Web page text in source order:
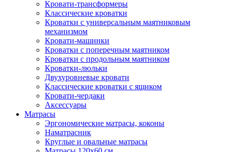
Кровати-трансформеры
Классические кроватки
Кроватки с универсальным маятниковым
механизмом
Кровати-машинки
Кроватки с поперечным маятником
Кроватки с продольным маятником
Кроватки-люльки
Двухуровневые кровати
Классические кроватки с ящиком
Кровати-чердаки
Аксессуары
Матрасы
Эргономические матрасы, коконы
Наматрасник
Круглые и овальные матрасы